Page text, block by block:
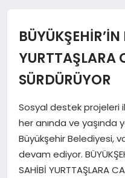
EĞITIM
SANAT
POLITIKA
YURTTAŞLARA
SÜRDÜRÜYOR
Sosyal destek projeleri
her anında ve yaşında
Büyükşehir Belediyesi,
devam ediyor.
SAHİBİ YURTTAŞLARA